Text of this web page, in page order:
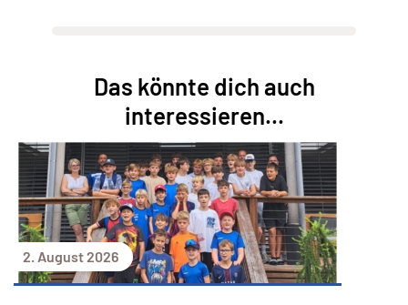
Das könnte dich auch
interessieren...
2. August 2026